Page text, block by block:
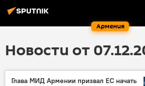
Армения
Новости от
Глава МИД Армении призвал ЕС начать